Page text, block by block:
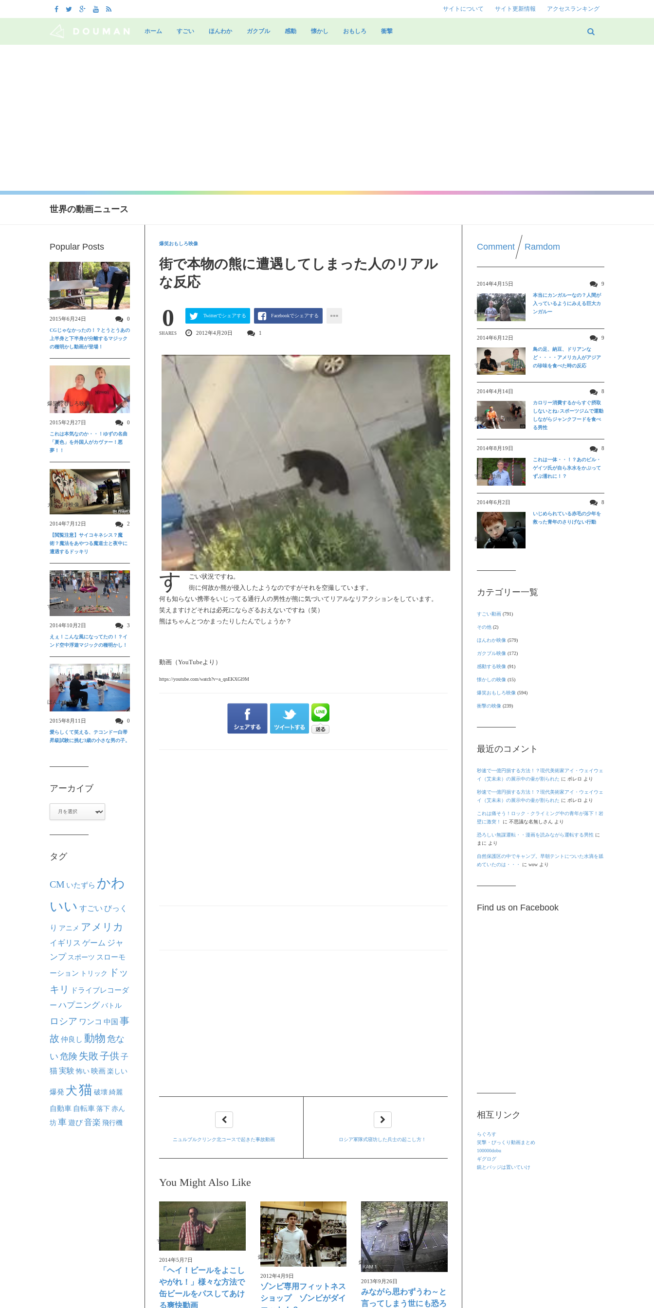
サイトについて サイト更新情報 アクセスランキング
to
ホーム すごい ほんわか ガクブル 感動 懐かし おもしろ 衝撃
世界の動画ニュース
爆笑おもしろ映像
街で本物の熊に遭遇してしまった人のリアル
な反応
0
SHARES
Twitterでシェアする Facebookでシェアする
2012年4月20日 1
す
ごい状況ですね。
街に何故か熊が侵入したようなのですがそれを空撮しています。
何も知らない携帯をいじってる通行人の男性が熊に気づいてリアルなリアクションをしています。
笑えますけどそれは必死にならざるおえないですね（笑）
熊はちゃんとつかまったりしたんでしょうか？
動画（YouTubeより）
https://youtube.com/watch?v=a_qnEKXGl9M
ニュルブルクリンク北コースで起きた事故動画 ロシア軍隊式寝坊した兵士の起こし方！
You Might Also Like
すごい動画
2014年5月7日
「ヘイ！ビールをよこし
やがれ！」様々な方法で
缶ビールをパスしてあけ
る爽快動画
爆笑おもしろ映像
2012年4月9日
ゾンビ専用フィットネス
ショップ ゾンビがダイ
爆笑おもしろ映像
2013年9月26日
みながら思わずうわ～と
言ってしまう世にも恐ろ
Comment Ramdom
2014年4月15日 9
ほんわか映像
本当にカンガルーなの？人間が
入っているようにみえる巨大カ
ンガルー
2014年6月12日 9
すごい動画
鳥の足、納豆、ドリアンな
ど・・・・アメリカ人がアジア
の珍味を食べた時の反応
2014年4月14日 8
爆笑おもしろ映像
カロリー消費するからすぐ摂取
しないとね♪スポーツジムで運動
しながらジャンクフードを食べ
る男性
2014年8月19日 8
すごい動画
これは一体・・！？あのビル・
ゲイツ氏が自ら氷水をかぶって
ずぶ濡れに！？
2014年6月2日 8
感動する映像
いじめられている赤毛の少年を
救った青年のさりげない行動
カテゴリー一覧
すごい動画 (791)
その他 (2)
ほんわか映像 (579)
ガクブル映像 (172)
感動する映像 (91)
懐かしの映像 (15)
爆笑おもしろ映像 (594)
衝撃の映像 (239)
最近のコメント
秒速で一億円損する方法！？現代美術家アイ・ウェイウェ
イ（艾未未）の展示中の壷が割られた に ボレロ より
秒速で一億円損する方法！？現代美術家アイ・ウェイウェ
イ（艾未未）の展示中の壷が割られた に ボレロ より
これは痛そう！ロック・クライミング中の青年が落下！岩
壁に激突！
に 不思議な名無しさん より
恐ろしい無謀運転・・漫画を読みながら運転する男性に
まに より
自然保護区の中でキャンプ。早朝テントについた水滴を舐
めていたのは・・・
に wowより
Find us on Facebook
相互リンク
らぐろす
笑撃・びっくり動画まとめ
100000dobu
ギグログ
銃とバッジは置いていけ
Popular Posts
すごい動画
2015年6月24日 0
CGじゃなかったの！？とうとうあの
上半身と下半身が分離するマジック
の種明かし動画が登場！
爆笑おもしろ映像
2015年2月27日 0
これは本気なのか・・！ゆずの名曲
「夏色」を外国人がカヴァー！悪
夢！！
ガクブル映像
2014年7月12日 2
【閲覧注意】サイコキネシス？魔
術？魔法をあやつる魔道士と夜中に
遭遇するドッキリ
すごい動画
2014年10月2日 3
えぇ！こんな風になってたの！？イ
ンド空中浮遊マジックの種明かし！
ほんわか映像
2015年8月11日 0
愛らしくて笑える、テコンドー白帯
昇級試験に挑む3歳の小さな男の子。
アーカイブ
タグ
CM いたずら かわ
いい すごい びっく
り アニメ アメリカ
イギリス ゲーム ジャ
ンプ スポーツ スローモ
ーション トリック
ドッ
キリ
ドライブレコーダ
ー ハプニング バトル
ロシア ワンコ 中国 事
故 仲良し 動物 危な
い 危険 失敗子供子
猫実験 怖い映画楽しい
爆発 犬猫 破壊綺麗
自動車 自転車落下赤ん
坊車遊び音楽 飛行機